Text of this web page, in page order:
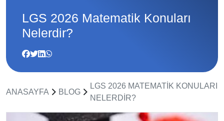
LGS 2026 Matematik Konuları
Nelerdir?
ANASAYFA BLOG
LGS 2026 MATEMATIK KONULARI
NELERDIR?